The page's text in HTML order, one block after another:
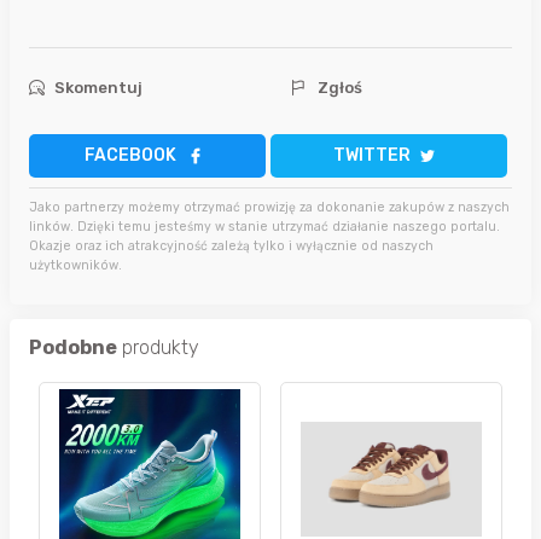
Skomentuj Zgłoś
FACEBOOK TWITTER
Jako partnerzy możemy otrzymać prowizję za dokonanie zakupów z naszych
linków. Dzięki temu jesteśmy w stanie utrzymać działanie naszego portalu.
Okazje oraz ich atrakcyjność zależą tylko i wyłącznie od naszych
użytkowników.
Podobne produkty